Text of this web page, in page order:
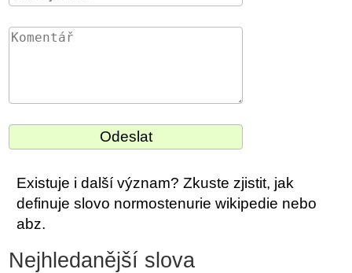
Existuje i další význam? Zkuste zjistit, jak
definuje slovo normostenurie wikipedie nebo
abz.
Nejhledanější slova